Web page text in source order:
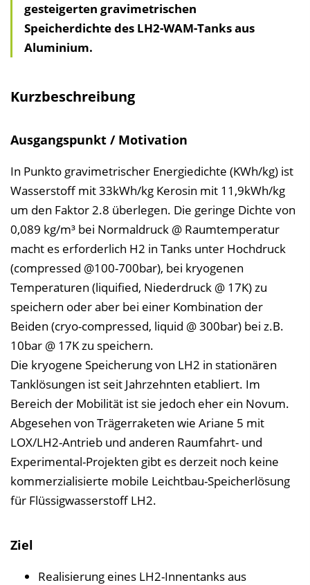
n
b
gesteigerten gravimetrischen
Speicherdichte des LH2-WAM-Tanks aus
Aluminium.
Kurzbeschreibung
Ausgangspunkt / Motivation
In Punkto gravimetrischer Energiedichte (KWh/kg) ist
Wasserstoff mit 33kWh/kg Kerosin mit 11,9kWh/kg
um den Faktor 2.8 überlegen. Die geringe Dichte von
0,089 kg/m³ bei Normaldruck @ Raumtemperatur
macht es erforderlich H2 in Tanks unter Hochdruck
(compressed @100-700bar), bei kryogenen
Temperaturen (liquified, Niederdruck @ 17K) zu
speichern oder aber bei einer Kombination der
Beiden (cryo-compressed, liquid @ 300bar) bei z.B.
10bar @ 17K zu speichern.
Die kryogene Speicherung von LH2 in stationären
Tanklösungen ist seit Jahrzehnten etabliert. Im
Bereich der Mobilität ist sie jedoch eher ein Novum.
Abgesehen von Trägerraketen wie Ariane 5 mit
LOX/LH2-Antrieb und anderen Raumfahrt- und
Experimental-Projekten gibt es derzeit noch keine
kommerzialisierte mobile Leichtbau-Speicherlösung
für Flüssigwasserstoff LH2.
Ziel
Realisierung eines LH2-Innentanks aus